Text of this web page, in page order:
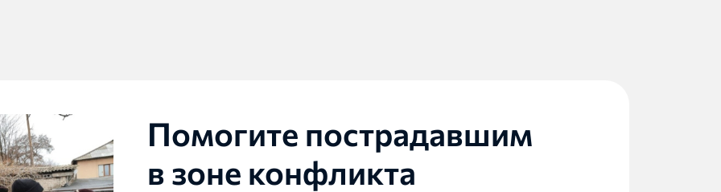
Помогите пострадавшим
в зоне конфликта